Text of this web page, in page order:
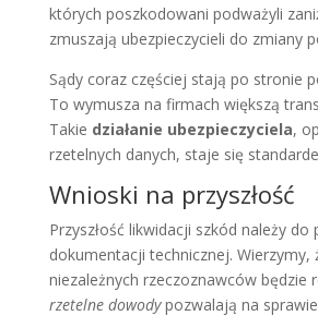
których poszkodowani podważyli
zmuszają ubezpieczycieli do zmiany
Sądy coraz częściej stają po stronie
To wymusza na firmach większą
Takie działanie ubezpieczyciela,
rzetelnych danych, staje się
Wnioski na przyszłość
Przyszłość likwidacji szkód należy
dokumentacji technicznej. Wierzymy,
niezależnych rzeczoznawców będzie
rzetelne dowodypozwalają na